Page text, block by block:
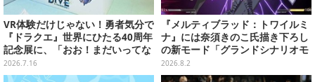
VR体験だけじゃない！勇者気分で
『ドラクエ』世界にひたる40周年
記念展に、「おお！まだいってな
いとは なにごとだ！」【ドラゴン
クエスト40周年記念展「ドラゴン
2026.7.16
『メルティブラッド：トワイルミ
ナ』には奈須きのこ氏描き下ろし
の新モード「グランドシナリオモ
ード」搭載！ワンボタンの簡単操
作「Act」も追加
2026.8.2